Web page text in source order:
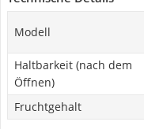
Modell
Haltbarkeit (nach dem
Öffnen)
Fruchtgehalt